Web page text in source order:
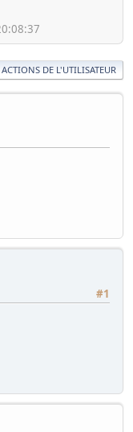
ACTIONS DE L'UTILISATEUR
#1